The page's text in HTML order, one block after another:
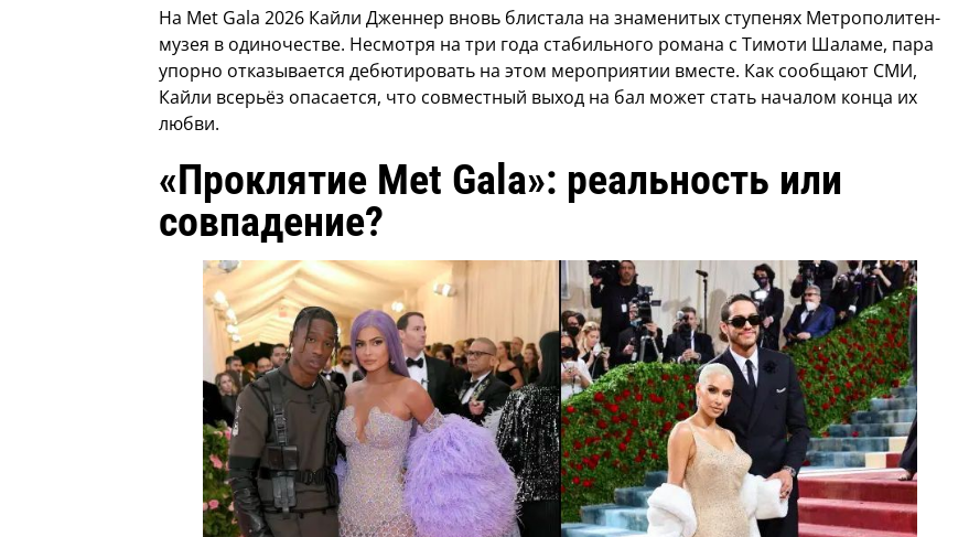
На Met Gala 2026 Кайли Дженнер вновь блистала на знаменитых ступенях Метрополитен-
музея в одиночестве. Несмотря на три года стабильного романа с Тимоти Шаламе, пара
упорно отказывается дебютировать на этом мероприятии вместе. Как сообщают СМИ,
Кайли всерьёз опасается, что совместный выход на бал может стать началом конца их
любви.
«Проклятие Met Gala»: реальность или
совпадение?